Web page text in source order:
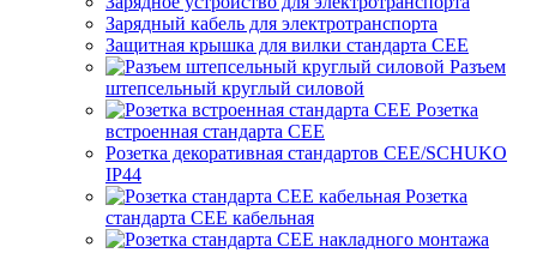
Зарядный кабель для электротранспорта
Защитная крышка для вилки стандарта CEE
Разъем
штепсельный круглый силовой
Розетка
встроенная стандарта CEE
Розетка декоративная стандартов CEE/SCHUKO
IP44
Розетка
стандарта СЕЕ кабельная